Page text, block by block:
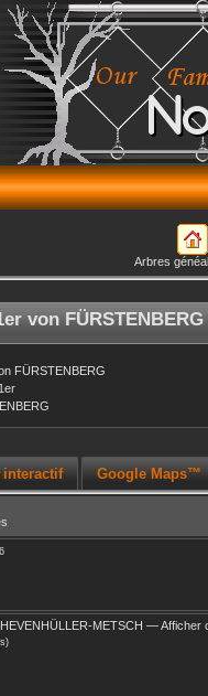
Arbres
von FÜRSTENBERG
FÜRSTENBERG
interactif Google Maps™
METSCH —Afficher